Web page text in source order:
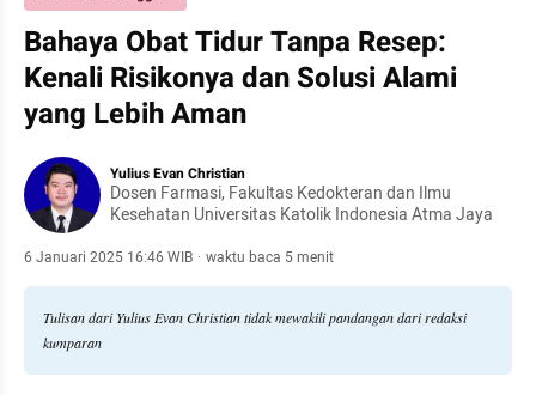
Bahaya Obat Tidur Tanpa Resep:
Kenali Risikonya dan Solusi Alami
yang Lebih Aman
Yulius Evan Christian
Dosen Farmasi, Fakultas Kedokteran dan Ilmu
Kesehatan Universitas Katolik Indonesia Atma Jaya
6 Januari 2025 16:46 WIB · waktu baca 5 menit
Tulisan dari Yulius Evan Christian tidak mewakili pandangan dari redaksi
kumparan